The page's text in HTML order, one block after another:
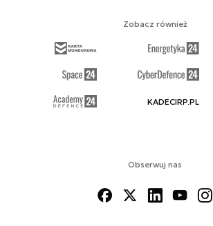
Obserwuj nas
Zobacz również
KADECIRP.PL